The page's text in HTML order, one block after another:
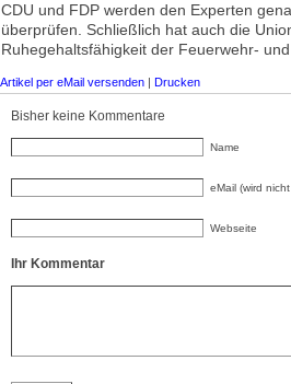
CDU und FDP werden den Experten
überprüfen. Schließlich hat auch die
Ruhegehaltsfähigkeit der Feuerwehr-
Artikel per eMail versenden | Drucken
Bisher keine Kommentare
Name
eMail (wird
Webseite
Ihr Kommentar